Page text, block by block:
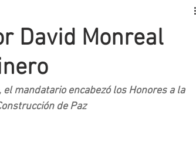
David Monreal
mandatario encabezó los Honores a la
de Paz